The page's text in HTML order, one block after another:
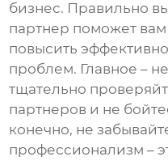
бизнес. Правильно
партнер поможет вам
повысить
проблем. Главное –
тщательно
партнеров и не
конечно, не
профессионализм –